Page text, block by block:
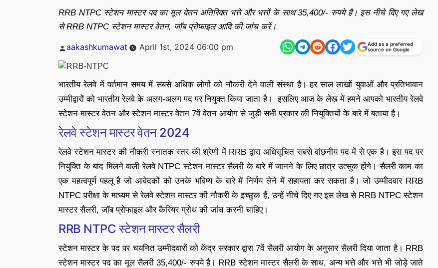
RRB NTPC स्टेशन मास्टर पद का मूल वेतन अतिरिक्त भत्ते और भत्तों के साथ 35,400/- रुपये है। इस नीचे दिए गए लेख
से RRB NTPC स्टेशन मास्टर वेतन, जॉब प्रोफाइल आदि की जांच करें।
Posted
aakashkumawat April 1st, 2024 06:00 pm
Add as a preferred
source on Google
भारतीय रेलवे में वर्तमान समय में सबसे अधिक लोगों को नौकरी देने वाली संस्था है। हर साल लाखों युवाओं और प्रतिभावान
उम्मीद्वारों को भारतीय रेलवे के अलग-अलग पद पर नियुक्त किया जाता है। इसलिए आज के लेख में हमने आपको भारतीय रेलवे
स्टेशन मास्टर वेतन और स्टेशन मास्टर वेतन 7वें वेतन आयोग से जुड़ी सभी प्रकार की नियुक्तियों के बारे में बताया है।
रेलवे स्टेशन मास्टर वेतन 2024
रेलवे स्टेशन मास्टर की नौकरी स्नातक स्तर की श्रेणी में RRB द्वारा अधिसूचित सबसे वांछनीय पद में से एक है। इस पद पर
नियुक्ति के बाद मिलने वाली रेलवे NTPC स्टेशन मास्टर सैलरी के बारे में जानने के लिए छात्र उत्सुक होंगे। सैलरी काम का
एक महत्वपूर्ण पहलू है जो आवेदकों को उनके भविष्य के बारे में निर्णय लेने में सहायता कर सकता है। जो उम्मीदवार RRB
NTPC परीक्षा के माध्यम से रेलवे स्टेशन मास्टर की नौकरी के इच्छुक हैं, उन्हें नीचे दिए गए इस लेख से RRB NTPC स्टेशन
मास्टर सैलरी, जॉब प्रोफाइल और कैरियर ग्रोथ की जांच करनी चाहिए।
RRB NTPC स्टेशन मास्टर सैलरी
स्टेशन मास्टर के पद पर चयनित उम्मीदवारों को केंद्र सरकार द्वारा 7वें सैलरी आयोग के अनुसार सैलरी दिया जाता है। RRB
स्टेशन मास्टर पद का मूल सैलरी 35,400/- रुपये है। RRB स्टेशन मास्टर सैलरी के साथ, अन्य भत्ते और भत्ते भी जोड़े जाते